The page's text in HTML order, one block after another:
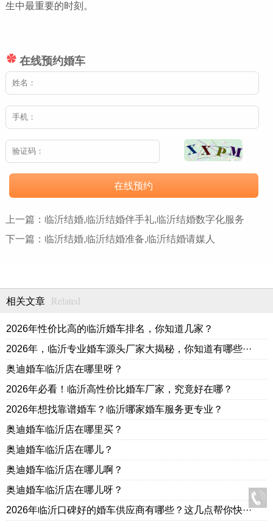
生中最重要的时刻。
在线预约婚车
在线预约
上一篇： 临沂结婚,临沂结婚伴手礼,临沂结婚数字化服务
下一篇： 临沂结婚,临沂结婚准备,临沂结婚请媒人
相关文章 Related
2026年性价比高的临沂婚车排名，你知道几家？
2026年，临沂专业婚车源头厂家大揭秘，你知道有哪些···
奥迪婚车临沂店在哪里呀？
2026年必看！临沂高性价比婚车厂家，究竟好在哪？
2026年想找靠谱婚车？临沂哪家婚车服务更专业？
奥迪婚车临沂店在哪里买？
奥迪婚车临沂店在哪儿？
奥迪婚车临沂店在哪儿啊？
奥迪婚车临沂店在哪儿呀？
2026年临沂口碑好的婚车供应商有哪些？这几点帮你快···